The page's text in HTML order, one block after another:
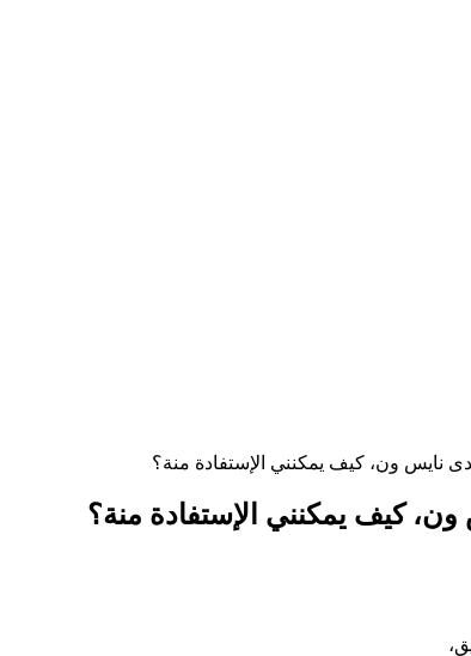
نايس ون، كيف يمكنني الإستفادة منة؟
كيف يمكنني الإستفادة منة؟